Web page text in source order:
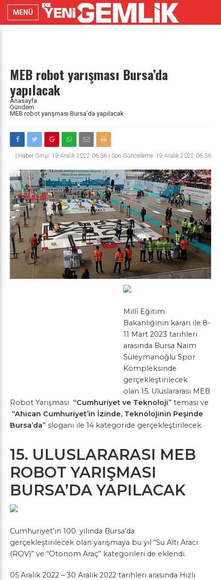
MENÜ
MEB robot yarışması Bursa’da
yapılacak
Anasayfa
Gündem
MEB robot yarışması Bursa’da yapılacak
Haber Girişi: 19 Aralık 2022 06:36 | Son Güncelleme: 19 Aralık 2022 06:36
Millî Eğitim
Bakanlığının kararı ile 8-
11 Mart 2023 tarihleri
arasında Bursa Naim
Süleymanoğlu Spor
Kompleksinde
gerçekleştirilecek
olan 15. Uluslararası MEB
Robot Yarışması “Cumhuriyet ve Teknoloji” teması ve
“Ahican Cumhuriyet’in İzinde, Teknolojinin Peşinde
Bursa’da” sloganı ile 14 kategoride gerçekleştirilecek.
15. ULUSLARARASI MEB
ROBOT YARIŞMASI
BURSA’DA YAPILACAK
Cumhuriyet’in 100. yılında Bursa’da
gerçekleştirilecek olan yarışmaya bu yıl “Su Altı Aracı
(ROV)” ve “Otonom Araç” kategorileri de eklendi.
05 Aralık 2022 – 30 Aralık 2022 tarihleri arasında Hızlı